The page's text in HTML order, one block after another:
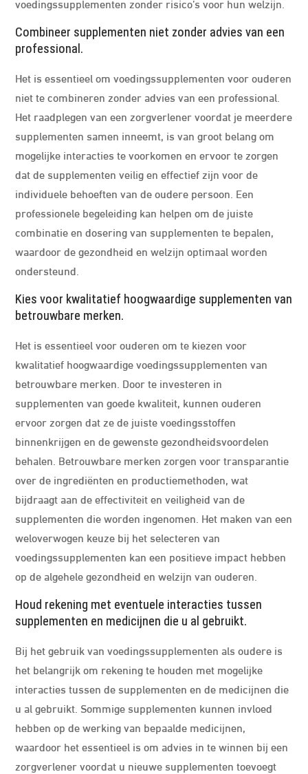
Combineer supplementen niet zonder advies van een
professional.
Het is essentieel om voedingssupplementen voor ouderen
niet te combineren zonder advies van een professional.
Het raadplegen van een zorgverlener voordat je meerdere
supplementen samen inneemt, is van groot belang om
mogelijke interacties te voorkomen en ervoor te zorgen
dat de supplementen veilig en effectief zijn voor de
individuele behoeften van de oudere persoon. Een
professionele begeleiding kan helpen om de juiste
combinatie en dosering van supplementen te bepalen,
waardoor de gezondheid en welzijn optimaal worden
ondersteund.
Kies voor kwalitatief hoogwaardige supplementen van
betrouwbare merken.
Het is essentieel voor ouderen om te kiezen voor
kwalitatief hoogwaardige voedingssupplementen van
betrouwbare merken. Door te investeren in
supplementen van goede kwaliteit, kunnen ouderen
ervoor zorgen dat ze de juiste voedingsstoffen
binnenkrijgen en de gewenste gezondheidsvoordelen
behalen. Betrouwbare merken zorgen voor transparantie
over de ingrediënten en productiemethoden, wat
bijdraagt aan de effectiviteit en veiligheid van de
supplementen die worden ingenomen. Het maken van een
weloverwogen keuze bij het selecteren van
voedingssupplementen kan een positieve impact hebben
op de algehele gezondheid en welzijn van ouderen.
Houd rekening met eventuele interacties tussen
supplementen en medicijnen die u al gebruikt.
Bij het gebruik van voedingssupplementen als oudere is
het belangrijk om rekening te houden met mogelijke
interacties tussen de supplementen en de medicijnen die
u al gebruikt. Sommige supplementen kunnen invloed
hebben op de werking van bepaalde medicijnen,
waardoor het essentieel is om advies in te winnen bij een
zorgverlener voordat u nieuwe supplementen toevoegt